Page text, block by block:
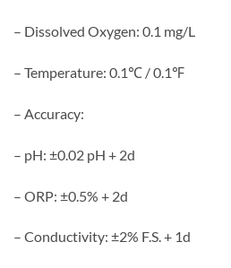
– Dissolved Oxygen: 0.1 mg/L
– Temperature: 0.1℃ / 0.1℉
– Accuracy:
– pH: ±0.02 pH + 2d
– ORP: ±0.5% + 2d
– Conductivity: ±2% F.S. + 1d